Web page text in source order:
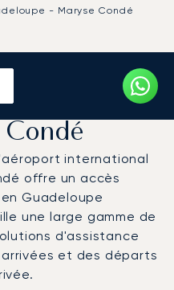
- Maryse Condé
de/vers
-
international
offre un accès
en Guadeloupe
une large gamme de
d'assistance
et des départs